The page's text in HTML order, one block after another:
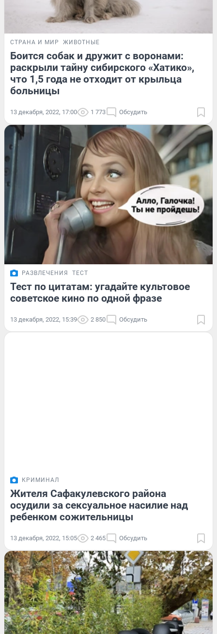
СТРАНА И МИР ЖИВОТНЫЕ
Боится собак и дружит с воронами:
раскрыли тайну сибирского «Хатико»,
что 1,5 года не отходит от крыльца
больницы
13 декабря, 2022, 17:00 1 773 Обсудить
РАЗВЛЕЧЕНИЯ ТЕСТ
Тест по цитатам: угадайте культовое
советское кино по одной фразе
13 декабря, 2022, 15:39 2 850 Обсудить
КРИМИНАЛ
Жителя Сафакулевского района
осудили за сексуальное насилие над
ребенком сожительницы
13 декабря, 2022, 15:05 2 465 Обсудить